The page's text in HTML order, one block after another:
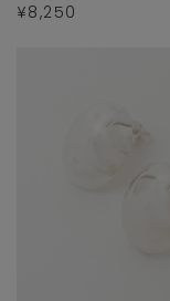
¥8,250